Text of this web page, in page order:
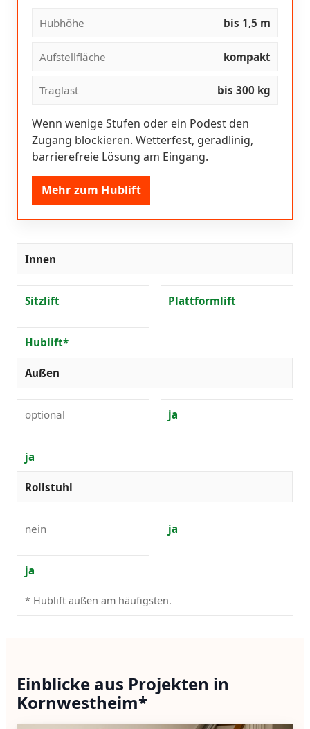
Hubhöhe bis 1,5 m
Aufstellfläche kompakt
Traglast bis 300 kg
Wenn wenige Stufen oder ein Podest den
Zugang blockieren. Wetterfest, geradlinig,
barrierefreie Lösung am Eingang.
Mehr zum Hublift
Innen
Sitzlift Plattformlift
Hublift*
Außen
optional ja
ja
Rollstuhl
nein ja
ja
* Hublift außen am häufigsten.
Einblicke aus Projekten in
Kornwestheim*